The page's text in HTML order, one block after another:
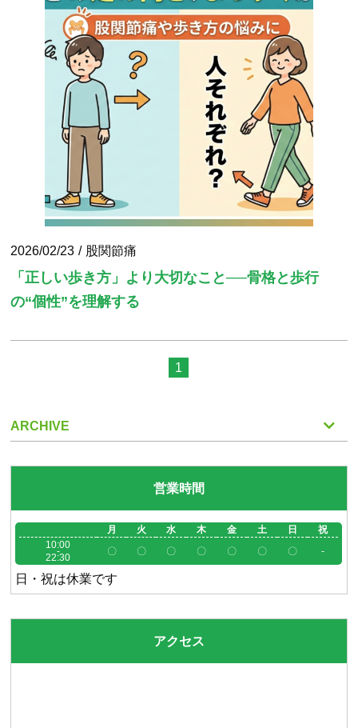
2026/02/23 股関節痛
「正しい歩き方」より大切なこと──骨格と歩行
の“個性”を理解する
1
ARCHIVE
営業時間
月 火 水 木 金 土 日
祝
10:00
-
22:30
〇 〇 〇 〇 〇 〇 〇 -
日・祝は休業です
アクセス